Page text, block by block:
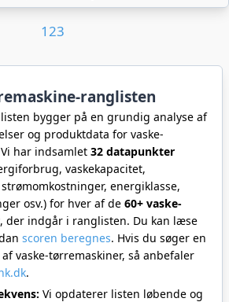
123
ranglisten
bygger på en grundig analyse af
og produktdata for vaske-
har indsamlet 32 datapunkter
vaskekapacitet,
energiklasse,
osv.) for hver af de 60+ vaske-
, der indgår i ranglisten. Du kan læse
scoren beregnes. Hvis du søger en
vaske-tørremaskiner, så anbefaler
.
Vi opdaterer listen løbende og